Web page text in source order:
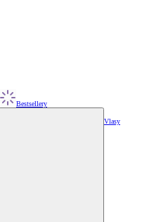
Bestsellery
Vlasy